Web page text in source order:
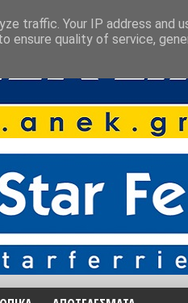
traffic. Your IP address and
ensure quality of service,